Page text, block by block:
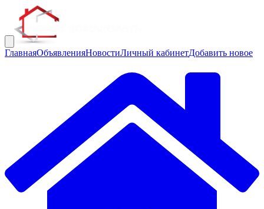
ГлавнаяОбъявленияНовостиЛичный кабинетДобавить новое